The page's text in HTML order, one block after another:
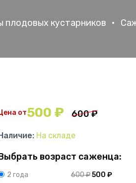
плодовых кустарников •
от 600₽
500 ₽
На складе
возраст саженца:
2 года 600₽500 ₽